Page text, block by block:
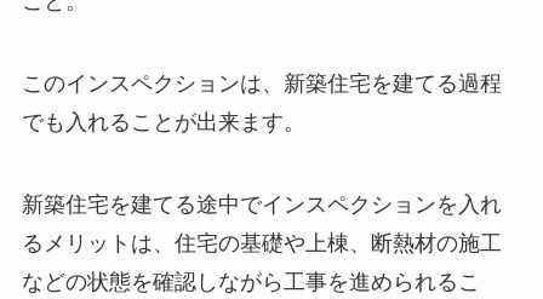
このインスペクションは、新築住宅を建てる過程
でも入れることが出来ます。
新築住宅を建てる途中でインスペクションを入れ
るメリットは、住宅の基礎や上棟、断熱材の施工
などの状態を確認しながら工事を進められるこ